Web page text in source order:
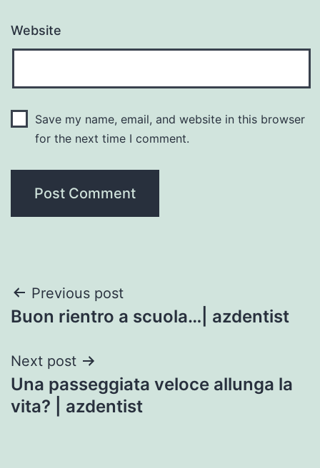
Website
Save my name, email, and website in this browser
for the next time I comment.
Post
navigation
Previous post
Buon rientro a scuola…| azdentist
Next post
Una passeggiata veloce allunga la
vita? | azdentist